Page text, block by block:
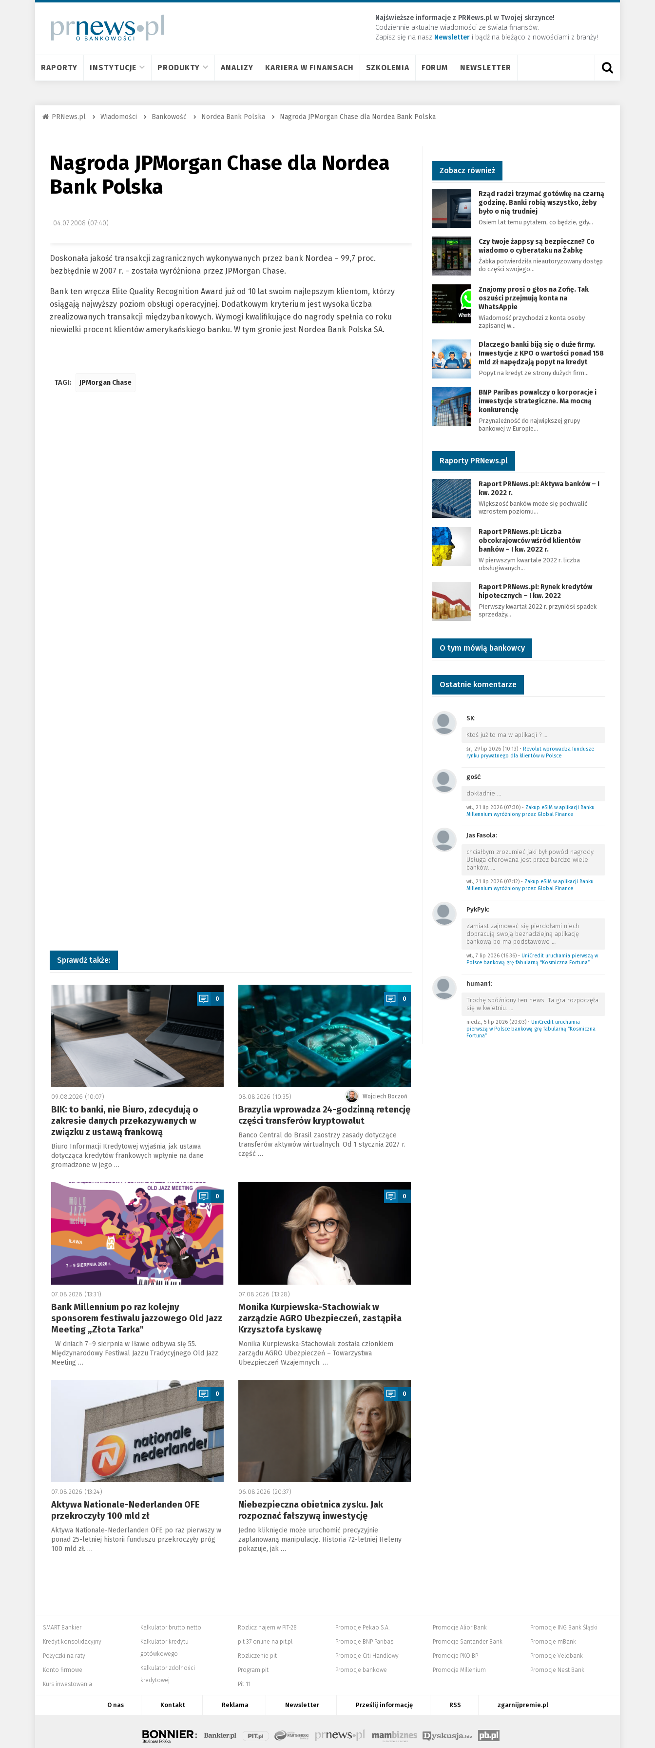
Najświeższe informacje z PRNews.pl w Twojej skrzynce!
Codziennie aktualne wiadomości ze świata finansów.
Zapisz się na nasz Newsletter ​i bądź na bieżąco z nowościami z branży!
RAPORTY INSTYTUCJE PRODUKTY ANALIZY KARIERA W FINANSACH SZKOLENIA FORUM NEWSLETTER
PRNews.pl Wiadomości Bankowość Nordea Bank Polska Nagroda JPMorgan Chase dla Nordea Bank Polska
Nagroda JPMorgan Chase dla Nordea
Bank Polska
04.07.2008 (07:40)
Doskonała jakość transakcji zagranicznych wykonywanych przez bank Nordea – 99,7 proc.
bezbłędnie w 2007 r. – została wyróżniona przez JPMorgan Chase.
Bank ten wręcza Elite Quality Recognition Award już od 10 lat swoim najlepszym klientom, którzy
osiągają najwyższy poziom obsługi operacyjnej. Dodatkowym kryterium jest wysoka liczba
zrealizowanych transakcji międzybankowych. Wymogi kwalifikujące do nagrody spełnia co roku
niewielki procent klientów amerykańskiego banku. W tym gronie jest Nordea Bank Polska SA.
TAGI: JPMorgan Chase
Sprawdź także:
a
0
09.08.2026 (10:07)
BIK: to banki, nie Biuro, zdecydują o
zakresie danych przekazywanych w
związku z ustawą frankową
Biuro Informacji Kredytowej wyjaśnia, jak ustawa
dotycząca kredytów frankowych wpłynie na dane
gromadzone w jego …
a
0
Wojciech Boczoń
08.08.2026 (10:35)
Brazylia wprowadza 24-godzinną retencję
części transferów kryptowalut
Banco Central do Brasil zaostrzy zasady dotyczące
transferów aktywów wirtualnych. Od 1 stycznia 2027 r.
część …
a
0
07.08.2026 (13:31)
Bank Millennium po raz kolejny
sponsorem festiwalu jazzowego Old Jazz
Meeting „Złota Tarka"
W dniach 7–9 sierpnia w Iławie odbywa się 55.
Międzynarodowy Festiwal Jazzu Tradycyjnego Old Jazz
Meeting …
a
0
07.08.2026 (13:28)
Monika Kurpiewska-Stachowiak w
zarządzie AGRO Ubezpieczeń, zastąpiła
Krzysztofa Łyskawę
Monika Kurpiewska-Stachowiak została członkiem
zarządu AGRO Ubezpieczeń – Towarzystwa
Ubezpieczeń Wzajemnych. …
0
07.08.2026 (13:24)
Aktywa Nationale-Nederlanden OFE
przekroczyły 100 mld zł
Aktywa Nationale-Nederlanden OFE po raz pierwszy w
ponad 25-letniej historii funduszu przekroczyły próg
100 mld zł. …
a
0
06.08.2026 (20:37)
Niebezpieczna obietnica zysku. Jak
rozpoznać fałszywą inwestycję
Jedno kliknięcie może uruchomić precyzyjnie
zaplanowaną manipulację. Historia 72-letniej Heleny
pokazuje, jak …
Zobacz również
Rząd radzi trzymać gotówkę na czarną
godzinę. Banki robią wszystko, żeby
było o nią trudniej
Osiem lat temu pytałem, co będzie, gdy…
Czy twoje żappsy są bezpieczne? Co
wiadomo o cyberataku na Żabkę
Żabka potwierdziła nieautoryzowany dostęp
do części swojego…
Znajomy prosi o głos na Zofię. Tak
oszuści przejmują konta na
WhatsAppie
Wiadomość przychodzi z konta osoby
zapisanej w…
Dlaczego banki biją się o duże firmy.
Inwestycje z KPO o wartości ponad 158
mld zł napędzają popyt na kredyt
Popyt na kredyt ze strony dużych firm…
BNP Paribas powalczy o korporacje i
inwestycje strategiczne. Ma mocną
konkurencję
Przynależność do największej grupy
bankowej w Europie…
Raporty PRNews.pl
Raport PRNews.pl: Aktywa banków – I
kw. 2022 r.
Większość banków może się pochwalić
wzrostem poziomu…
Raport PRNews.pl: Liczba
obcokrajowców wśród klientów
banków – I kw. 2022 r.
W pierwszym kwartale 2022 r. liczba
obsługiwanych…
Raport PRNews.pl: Rynek kredytów
hipotecznych – I kw. 2022
Pierwszy kwartał 2022 r. przyniósł spadek
sprzedaży…
O tym mówią bankowcy
Ostatnie komentarze
SK:
Ktoś już to ma w aplikacji ? …
śr., 29 lip 2026 (10:13)• Revolut wprowadza fundusze
rynku prywatnego dla klientów w Polsce
gość:
dokładnie …
wt., 21 lip 2026 (07:30)• Zakup eSIM w aplikacji Banku
Millennium wyróżniony przez Global Finance
Jas Fasola:
chciałbym zrozumieć jaki był powód nagrody.
Usługa oferowana jest przez bardzo wiele
banków. …
wt., 21 lip 2026 (07:12)• Zakup eSIM w aplikacji Banku
Millennium wyróżniony przez Global Finance
PykPyk:
Zamiast zajmować się pierdołami niech
dopracują swoją beznadziejną aplikację
bankową bo ma podstawowe …
wt., 7 lip 2026 (16:36)• UniCredit uruchamia pierwszą w
Polsce bankową grę fabularną “Kosmiczna Fortuna”
human1:
Trochę spóźniony ten news. Ta gra rozpoczęła
się w kwietniu. …
niedz., 5 lip 2026 (20:03)• UniCredit uruchamia
pierwszą w Polsce bankową grę fabularną “Kosmiczna
Fortuna”
SMART Bankier
Kredyt konsolidacyjny
Pożyczki na raty
Konto firmowe
Kurs inwestowania
Kalkulator brutto netto
Kalkulator kredytu
gotówkowego
Kalkulator zdolności
kredytowej
Rozlicz najem w PIT-28
pit 37 online na pit.pl
Rozliczenie pit
Program pit
Pit 11
Promocje Pekao S.A.
Promocje BNP Paribas
Promocje Citi Handlowy
Promocje bankowe
Promocje Alior Bank
Promocje Santander Bank
Promocje PKO BP
Promocje Millenium
Promocje ING Bank Śląski
Promocje mBank
Promocje Velobank
Promocje Nest Bank
O nas Kontakt Reklama Newsletter Prześlij informację RSS zgarnijpremie.pl